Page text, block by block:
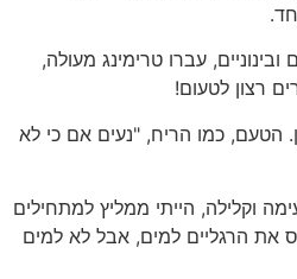
עברו טרימינג מעולה,
רצון לטעום!
הטעם, כמו הריח, "נעים אם כי לא
וקלילה, הייתי ממליץ למתחילים
את הרגליים למים, אבל לא למים